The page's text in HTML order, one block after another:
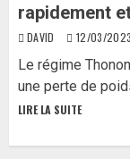
rapidement
DAVID 12/03/2023
Le régime
une perte de
LIRE LA SUITE